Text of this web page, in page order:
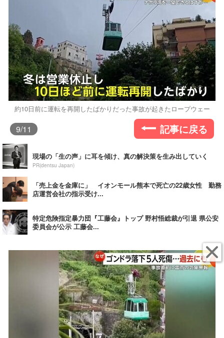
約10日前に運転を再開したばかりだった事故が起きたロープウェー
9/11 記事に戻る
現場の「生の声」に耳を傾け、真の解決策を生み出していく
PR(dentsu Japan)
「売上金を金庫に」 イオンモール熊本で死亡の22歳女性 勤務
店運営会社の指示受け...
特定危険指定暴力団『工藤会』トップ 野村悟総裁が引退 県公安
委員会が公示 工藤会...